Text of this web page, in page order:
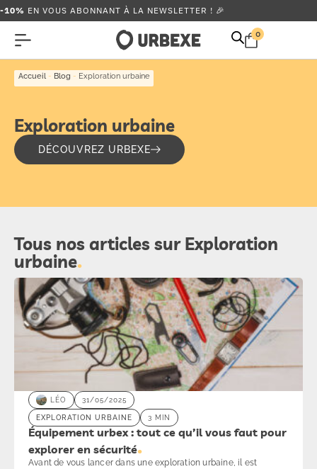
-10% EN VOUS ABONNANT À LA NEWSLETTER ! 🎉
0
Accueil - Blog - Exploration urbaine
Exploration urbaine
DÉCOUVREZ URBEXE
Tous nos articles sur Exploration
urbaine
LÉO 31/05/2025
EXPLORATION URBAINE 3 MIN
Équipement urbex : tout ce qu’il vous faut pour
explorer en sécurité
Avant de vous lancer dans une exploration urbaine, il est